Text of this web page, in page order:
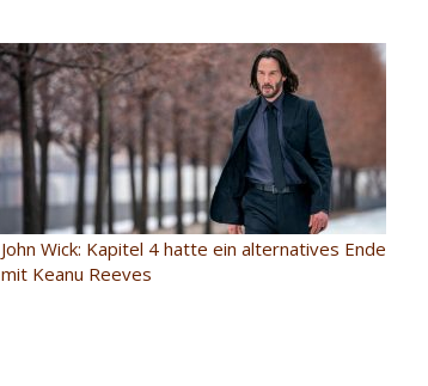
John Wick: Kapitel 4 hatte ein alternatives Ende
mit Keanu Reeves